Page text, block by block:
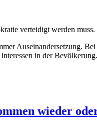
verteidigt werden muss.
Auseinandersetzung.
in der
wieder